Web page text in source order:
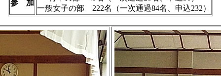
参 加
一般女子の部 222名（一次通過84名、申込232）